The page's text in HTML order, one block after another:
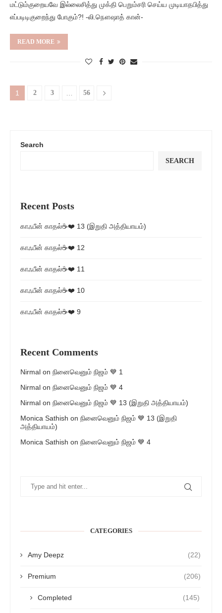
மட்டும்குறையவே இல்லைசித்து முக்தி பெறும்சரி செய்ய முடியாதபித்து
எப்படிடிகுறைந்து போகும்?! -லி.நௌஷாத் கான்-
READ MORE
1 2 3 56
Search
SEARCH
Recent Posts
காஃபீன் காதல்☕❤️ 13 (இறுதி அத்தியாயம்)
காஃபீன் காதல்☕❤️ 12
காஃபீன் காதல்☕❤️ 11
காஃபீன் காதல்☕❤️ 10
காஃபீன் காதல்☕❤️ 9
Recent Comments
Nirmal on நினைவெனும் நிஜம் 💙 1
Nirmal on நினைவெனும் நிஜம் 💙 4
Nirmal on நினைவெனும் நிஜம் 💙 13 (இறுதி அத்தியாயம்)
Monica Sathish on நினைவெனும் நிஜம் 💙 13 (இறுதி
அத்தியாயம்)
Monica Sathish on நினைவெனும் நிஜம் 💙 4
CATEGORIES
Amy Deepz (22)
Premium (206)
Completed (145)